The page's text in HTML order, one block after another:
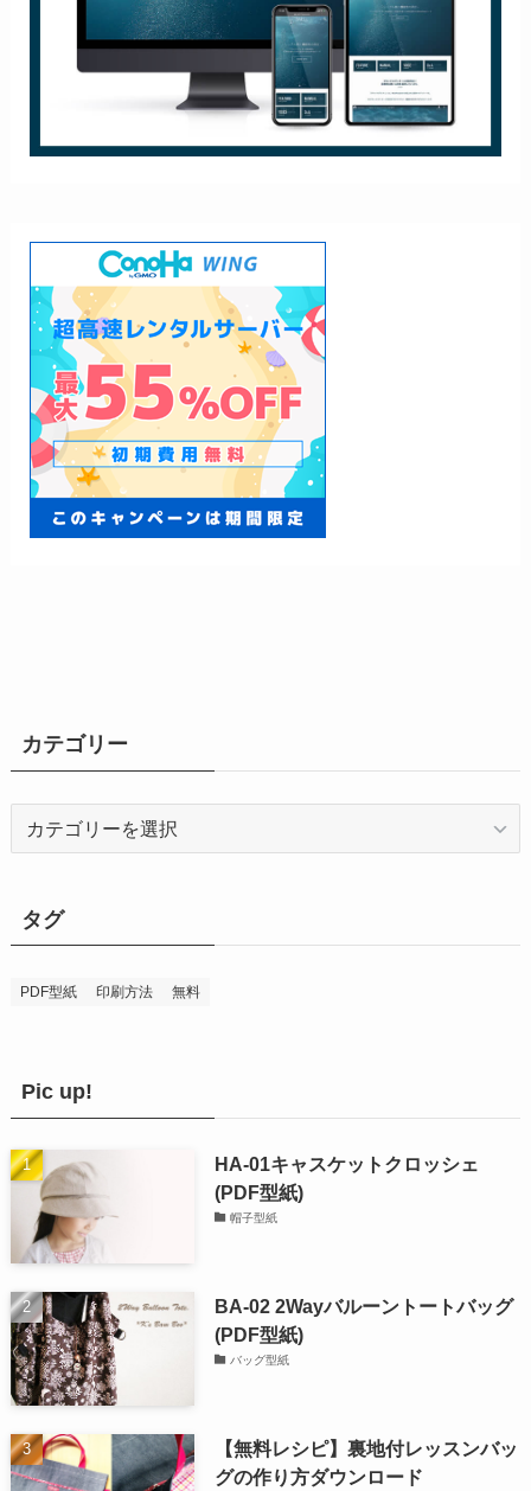
カテゴリー
ー
タグ
PDF型紙 印刷方法 無料
Pic up!
HA-01キャスケットクロッシェ
(PDF型紙)
帽子型紙
BA-02 2Wayバルーントートバッグ
(PDF型紙)
バッグ型紙
【無料レシピ】裏地付レッスンバッ
グの作り方ダウンロード